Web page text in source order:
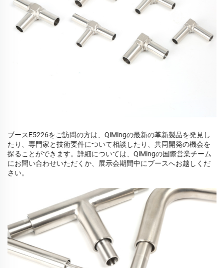
ブースE5226をご訪問の方は、QiMingの最新の革新製品を発見し
たり、専門家と技術要件について相談したり、共同開発の機会を
探ることができます。詳細については、QiMingの国際営業チーム
にお問い合わせいただくか、展示会期間中にブースへお越しくだ
さい。